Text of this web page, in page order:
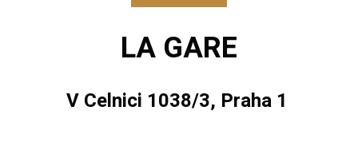
LA GARE
V Celnici 1038/3, Praha 1